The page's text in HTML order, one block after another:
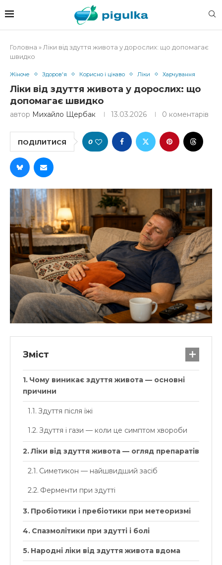
Головна » Ліки від здуття живота у дорослих: що допомагає
швидко
Жіноче Здоров'я Корисно і цікаво Ліки Харчування
Ліки від здуття живота у дорослих: що
допомагає швидко
автор Михайло Щербак 13.03.2026 0 коментарів
ПОДІЛИТИСЯ 0
Зміст
Чому виникає здуття живота — основні
причини
Здуття після їжі
Здуття і гази — коли це симптом хвороби
Ліки від здуття живота — огляд препаратів
Симетикон — найшвидший засіб
Ферменти при здутті
Пробіотики і пребіотики при метеоризмі
Спазмолітики при здутті і болі
Народні ліки від здуття живота вдома